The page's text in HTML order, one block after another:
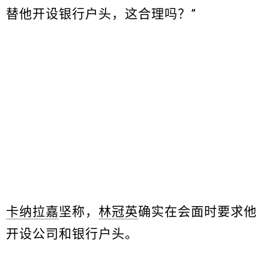
替他开设银行户头，这合理吗？”
卡纳拉嘉坚称， 林冠英确实在会面时要求他
开设公司和银行户头。